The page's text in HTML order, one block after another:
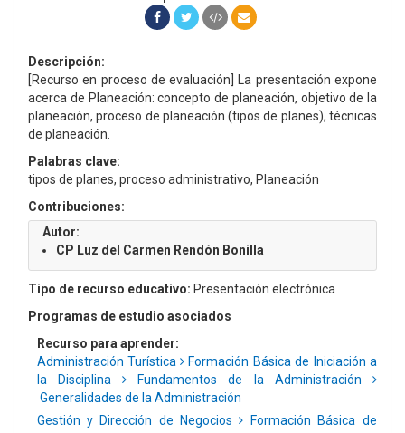
Descripción:
[Recurso en proceso de evaluación] La presentación expone
acerca de Planeación: concepto de planeación, objetivo de la
planeación, proceso de planeación (tipos de planes), técnicas
de planeación.
Palabras clave:
tipos de planes, proceso administrativo, Planeación
Contribuciones:
Autor:
CP Luz del Carmen Rendón Bonilla
Tipo de recurso educativo: Presentación electrónica
Programas de estudio asociados
Recurso para aprender:
Administración Turística
Formación Básica de Iniciación a
la Disciplina
Fundamentos de la Administración
Generalidades de la Administración
Gestión y Dirección de Negocios
Formación Básica de